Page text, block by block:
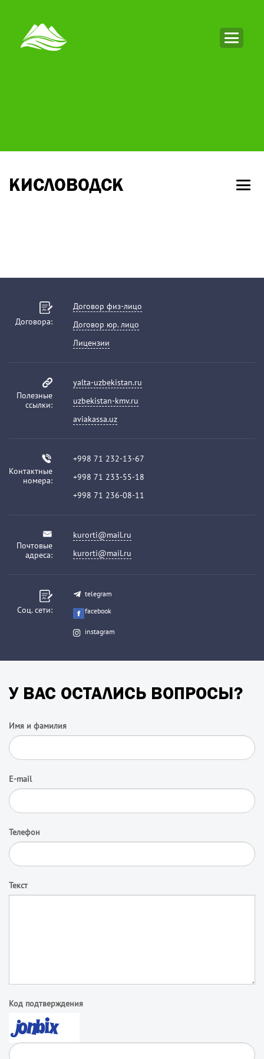
КИСЛОВОДСК
Договора:
Договор физ-лицо
Договор юр. лицо
Лицензии
Полезные
ссылки:
yalta-uzbekistan.ru
uzbekistan-kmv.ru
aviakassa.uz
Контактные
номера:
+998 71 232-13-67
+998 71 233-55-18
+998 71 236-08-11
Почтовые
адреса:
kurorti@mail.ru
kurorti@mail.ru
Соц. сети:
telegram
facebook
instagram
У ВАС ОСТАЛИСЬ ВОПРОСЫ?
Имя и фамилия
E-mail
Телефон
Текст
Код подтверждения